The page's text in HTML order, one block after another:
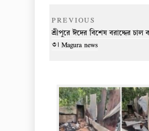
Post
navigation
Previous
Post
PREVIOUS
শ্রীপুরে ঈদের বিশেষ বরাদ্দের
৩। Magura news